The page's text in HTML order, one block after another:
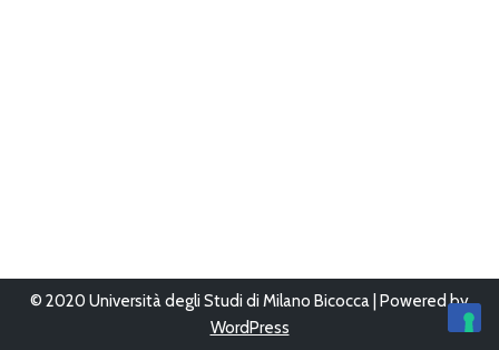
© 2020 Università degli Studi di Milano Bicocca | Powered by
WordPress